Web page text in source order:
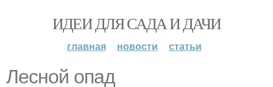
ИДЕИ ДЛЯ САДА И ДАЧИ
главная новости статьи
Лесной опад